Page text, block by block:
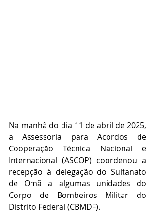
Na manhã do dia 11 de abril de 2025,
a Assessoria para Acordos de
Cooperação Técnica Nacional e
Internacional (ASCOP) coordenou a
recepção à delegação do Sultanato
de Omã a algumas unidades do
Corpo de Bombeiros Militar do
Distrito Federal (CBMDF).